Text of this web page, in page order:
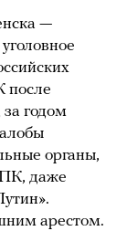
—
после
годом
органы,
даже
арестом.